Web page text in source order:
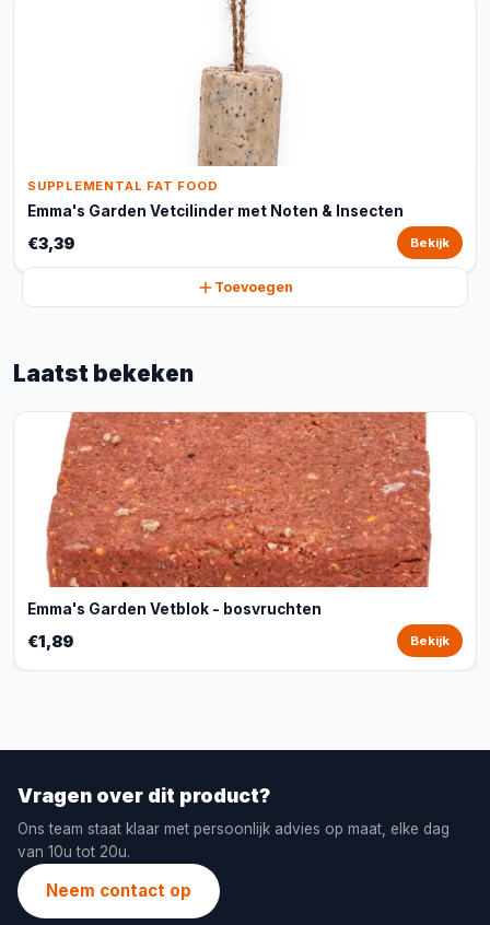
SUPPLEMENTAL FAT FOOD
Emma's Garden Vetcilinder met Noten & Insecten
€3,39 Bekijk
Toevoegen
Laatst bekeken
Emma's Garden Vetblok - bosvruchten
€1,89 Bekijk
Vragen over dit product?
Ons team staat klaar met persoonlijk advies op maat, elke dag
van 10u tot 20u.
Neem contact op